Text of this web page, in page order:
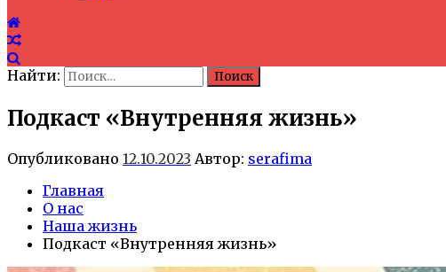
Найти:
Подкаст «Внутренняя жизнь»
Опубликовано 12.10.2023 Автор: serafima
Главная
О нас
Наша жизнь
Подкаст «Внутренняя жизнь»